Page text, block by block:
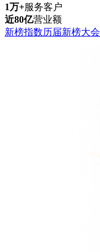
1万+服务客户
近80亿营业额
新榜指数历届新榜大会